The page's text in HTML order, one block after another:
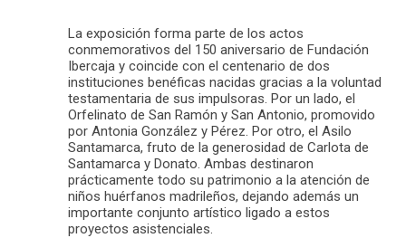
La exposición forma parte de los actos
conmemorativos del 150 aniversario de Fundación
Ibercaja y coincide con el centenario de dos
instituciones benéficas nacidas gracias a la voluntad
testamentaria de sus impulsoras. Por un lado, el
Orfelinato de San Ramón y San Antonio, promovido
por Antonia González y Pérez. Por otro, el Asilo
Santamarca, fruto de la generosidad de Carlota de
Santamarca y Donato. Ambas destinaron
prácticamente todo su patrimonio a la atención de
niños huérfanos madrileños, dejando además un
importante conjunto artístico ligado a estos
proyectos asistenciales.